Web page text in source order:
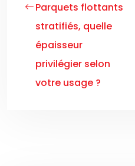
Parquets flottants
stratifiés, quelle
épaisseur
privilégier selon
votre usage ?